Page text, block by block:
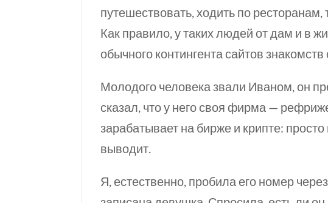
путешествовать, ходить по ресторанам,
Как правило, у таких людей от дам и в
обычного контингента сайтов
Молодого человека звали Иваном, он
сказал, что у него своя фирма —
зарабатывает на бирже и крипте:
выводит.
Я, естественно, пробила его номер